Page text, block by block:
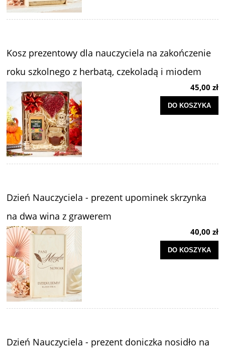
Kosz prezentowy dla nauczyciela na zakończenie
roku szkolnego z herbatą, czekoladą i miodem
45,00 zł
DO KOSZYKA
Dzień Nauczyciela - prezent upominek skrzynka
na dwa wina z grawerem
40,00 zł
DO KOSZYKA
Dzień Nauczyciela - prezent doniczka nosidło na